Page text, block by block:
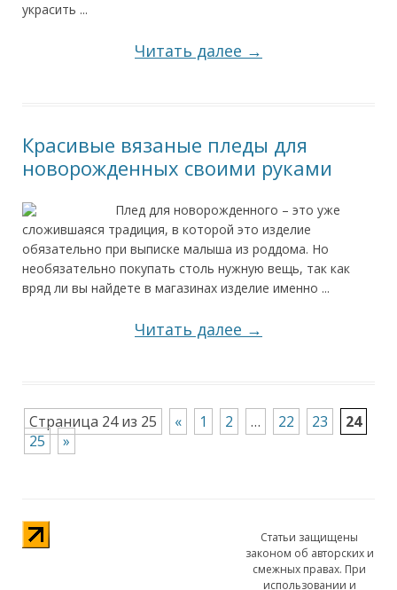
украсить ...
Читать далее →
Красивые вязаные пледы для
новорожденных своими руками
Плед для новорожденного – это уже
сложившаяся традиция, в которой это изделие
обязательно при выписке малыша из роддома. Но
необязательно покупать столь нужную вещь, так как
вряд ли вы найдете в магазинах изделие именно ...
Читать далее →
Страница 24 из 25 « 1 2 … 22 23
24
25
»
Статьи защищены
законом об авторских и
смежных правах. При
использовании и